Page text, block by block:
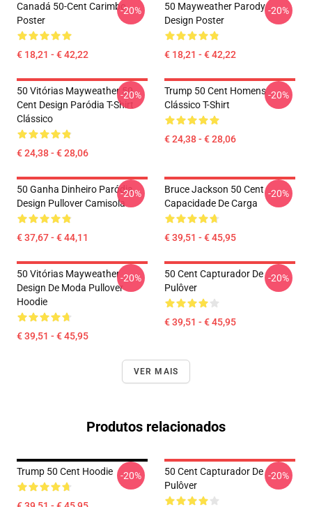
Canadá 50-Cent Carimbo
Poster
€ 18,21 - € 42,22
-20%
50 Mayweather Parody
Design Poster
€ 18,21 - € 42,22
-20%
50 Vitórias Mayweather 50
Cent Design Paródia T-Shirt
Clássico
€ 24,38 - € 28,06
-20%
Trump 50 Cent Homens
Clássico T-Shirt
€ 24,38 - € 28,06
-20%
50 Ganha Dinheiro Paródia
Design Pullover Camisola
€ 37,67 - € 44,11
-20%
Bruce Jackson 50 Cent
Capacidade De Carga
€ 39,51 - € 45,95
-20%
50 Vitórias Mayweather
Design De Moda Pullover
Hoodie
€ 39,51 - € 45,95
-20%
50 Cent Capturador De
Pulôver
€ 39,51 - € 45,95
-20%
VER MAIS
Produtos relacionados
Trump 50 Cent Hoodie -20%
50 Cent Capturador De
Pulôver
-20%